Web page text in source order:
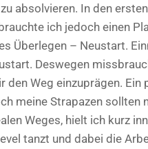
absolvieren. In den
ich jedoch einen
Überlegen – Neustart.
Deswegen
den Weg einzuprägen.
meine Strapazen
Weges, hielt ich kurz
tanzt und dabei die